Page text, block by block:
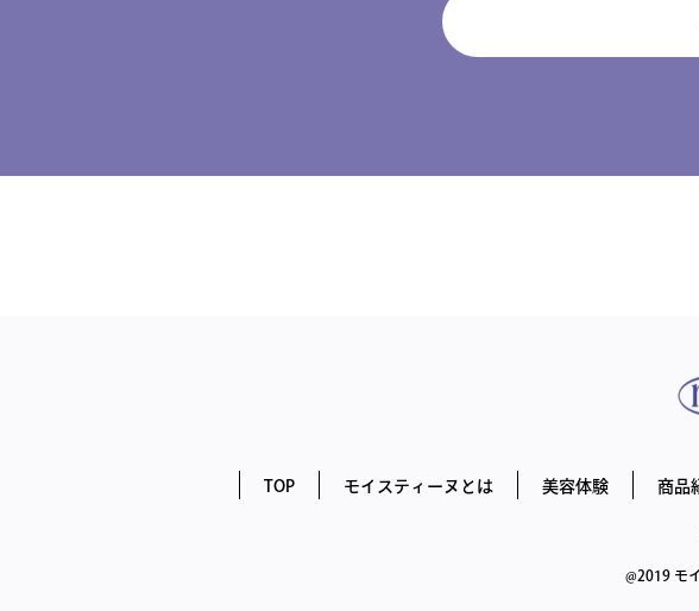
TOP モイスティーヌとは 美容体験 商品
@2019 モ